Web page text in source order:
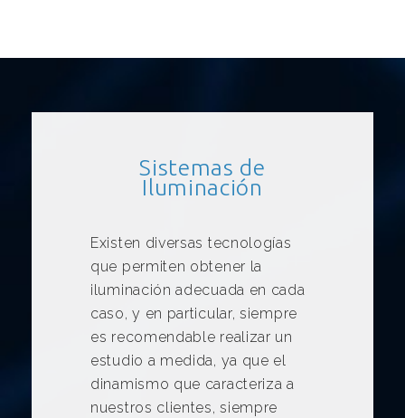
Sistemas de
Iluminación
Existen diversas tecnologías
que permiten obtener la
iluminación adecuada en cada
caso, y en particular, siempre
es recomendable realizar un
estudio a medida, ya que el
dinamismo que caracteriza a
nuestros clientes, siempre